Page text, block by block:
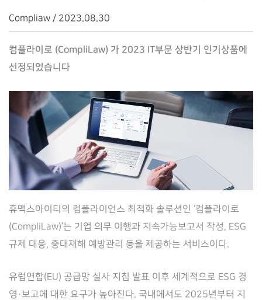
Compliaw / 2023.08.30
컴플라이로 (CompliLaw) 가 2023 IT부문 상반기 인기상품에
선정되었습니다
휴맥스아이티의 컴플라이언스 최적화 솔루션인 ‘컴플라이로
(CompliLaw)’는 기업 의무 이행과 지속가능보고서 작성, ESG
규제 대응, 중대재해 예방관리 등을 제공하는 서비스이다.
유럽연합(EU) 공급망 실사 지침 발표 이후 세계적으로 ESG 경
영·보고에 대한 요구가 높아진다. 국내에서도 2025년부터 지